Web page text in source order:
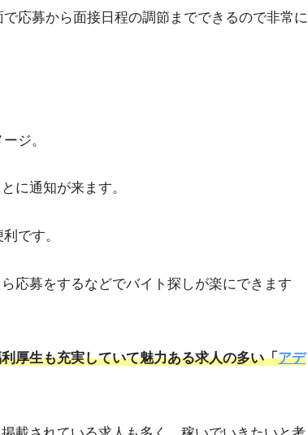
応募から面接日程の調節までできるので非常に
ジ。
に通知が来ます。
です。
応募をするなどでバイト探しが楽にできます
厚生も充実していて魅力ある求人の多い「アデ